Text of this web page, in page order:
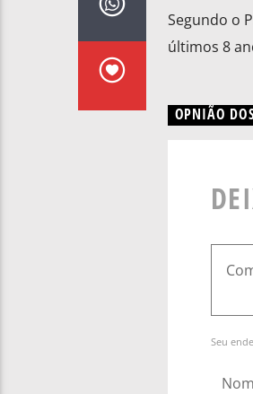
Segundo o
últimos 8
OPNIÃO
Seu